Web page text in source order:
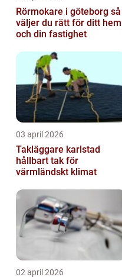
Rörmokare i göteborg så
väljer du rätt för ditt hem
och din fastighet
03 april 2026
Takläggare karlstad
hållbart tak för
värmländskt klimat
02 april 2026